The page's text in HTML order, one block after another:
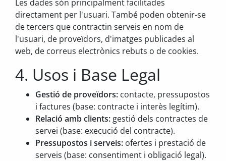
Les dades són principalment facilitades
directament per l'usuari. També poden obtenir-se
de tercers que contractin serveis en nom de
l'usuari, de proveïdors, d'imatges publicades al
web, de correus electrònics rebuts o de cookies.
4. Usos i Base Legal
Gestió de proveïdors: contacte, pressupostos
i factures (base: contracte i interès legítim).
Relació amb clients: gestió dels contractes de
servei (base: execució del contracte).
Pressupostos i serveis: ofertes i prestació de
serveis (base: consentiment i obligació legal).